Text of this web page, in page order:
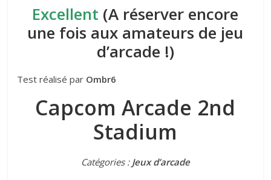
Excellent (A réserver encore
une fois aux amateurs de jeu
d’arcade !)
Test réalisé par Ombr6
Capcom Arcade 2nd
Stadium
Catégories : Jeux d’arcade